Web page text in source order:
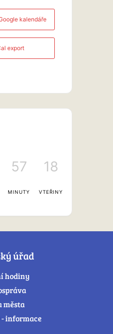
kalendáře
export
57
MINUTY
18
VTEŘINY
úřad
hodiny
města
- informace